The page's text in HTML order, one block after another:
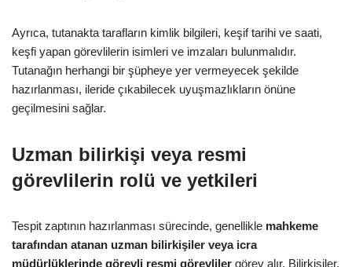
Ayrıca, tutanakta tarafların kimlik bilgileri, keşif tarihi ve saati,
keşfi yapan görevlilerin isimleri ve imzaları bulunmalıdır.
Tutanağın herhangi bir şüpheye yer vermeyecek şekilde
hazırlanması, ileride çıkabilecek uyuşmazlıkların önüne
geçilmesini sağlar.
Uzman bilirkişi veya resmi
görevlilerin rolü ve yetkileri
Tespit zaptının hazırlanması sürecinde, genellikle mahkeme
tarafından atanan uzman bilirkişiler veya icra
müdürlüklerinde görevli resmi görevliler görev alır. Bilirkişiler,